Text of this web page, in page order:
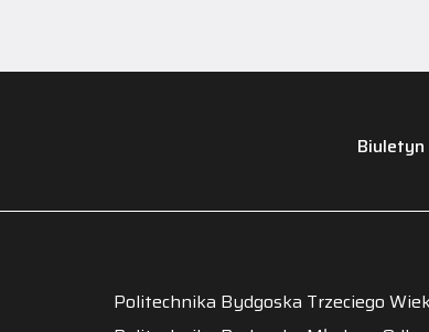
Biuletyn
Politechnika Bydgoska Trzeciego